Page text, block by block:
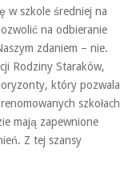
w szkole średniej na
na odbieranie
zdaniem – nie.
Rodziny Staraków,
który pozwala
szkołach
mają zapewnione
Z tej szansy